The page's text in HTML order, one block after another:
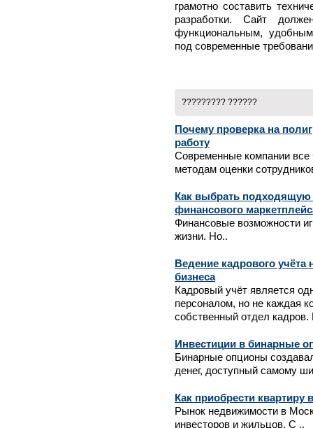
грамотно составить
разработки. Сайт
функциональным,
под современные
????????? ??????
Почему проверка на
работу
Современные компании
методам оценки
Как выбрать
финансового
Финансовые возможности
жизни. Но..
Ведение кадрового учёта
бизнеса
Кадровый учёт является
персоналом, но не каждая
собственный отдел кадров.
Инвестиции в бинарные
Бинарные опционы
денег, доступный самому
Как приобрести квартиру
Рынок недвижимости в
инвесторов и жильцов. С ..